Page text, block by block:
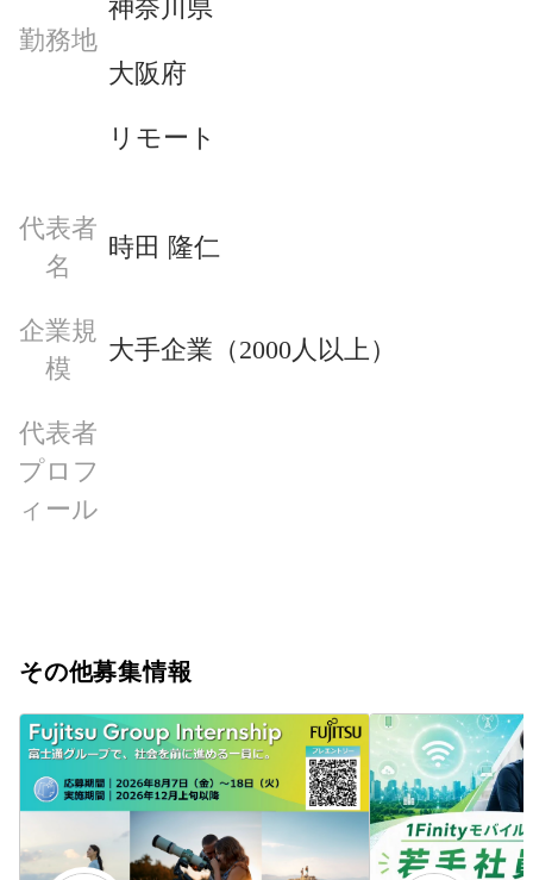
勤務地
神奈川県
大阪府
リモート
代表者
名
時田 隆仁
企業規
模
大手企業（2000人以上）
代表者
プロフ
ィール
その他募集情報